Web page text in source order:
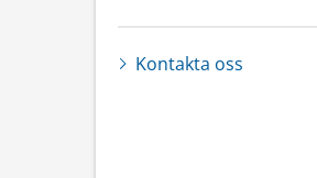
Kontakta oss